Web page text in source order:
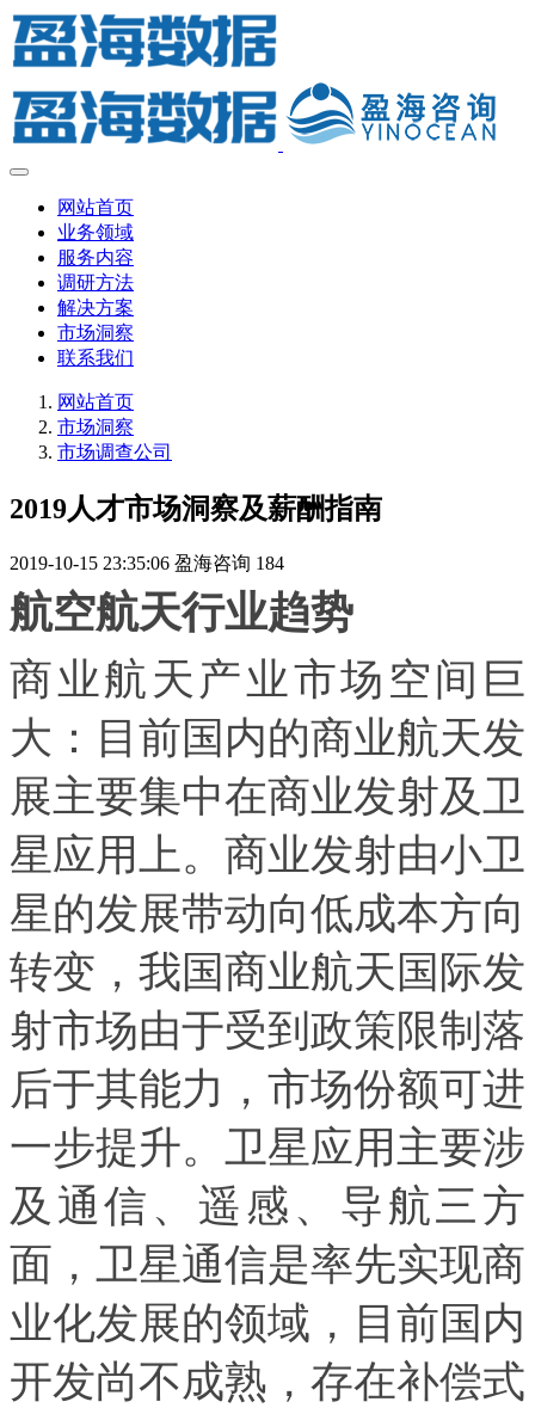
网站首页
业务领域
服务内容
调研方法
解决方案
市场洞察
联系我们
网站首页
市场洞察
市场调查公司
2019人才市场洞察及薪酬指南
2019-10-15 23:35:06 盈海咨询 184
航空航天行业趋势
商业航天产业市场空间巨
大：目前国内的商业航天发
展主要集中在商业发射及卫
星应用上。商业发射由小卫
星的发展带动向低成本方向
转变，我国商业航天国际发
射市场由于受到政策限制落
后于其能力，市场份额可进
一步提升。卫星应用主要涉
及通信、遥感、导航三方
面，卫星通信是率先实现商
业化发展的领域，目前国内
开发尚不成熟，存在补偿式